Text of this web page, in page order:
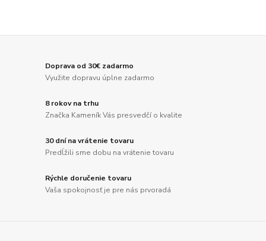
Doprava od 30€ zadarmo
Využite dopravu úplne zadarmo
8 rokov na trhu
Značka Kameník Vás presvedčí o kvalite
30 dní na vrátenie tovaru
Predĺžili sme dobu na vrátenie tovaru
Rýchle doručenie tovaru
Vaša spokojnosť je pre nás prvoradá